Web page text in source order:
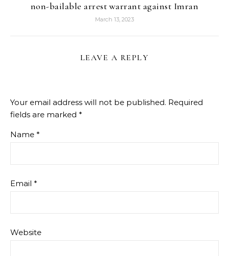
non-bailable arrest warrant against Imran
March 13, 2023
LEAVE A REPLY
Your email address will not be published. Required
fields are marked *
Name *
Email *
Website